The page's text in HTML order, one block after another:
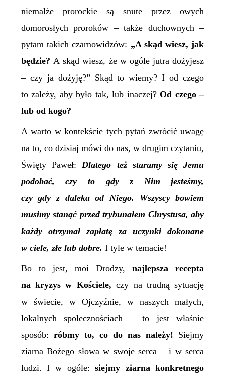
niemalże prorockie są snute przez owych
domorosłych proroków – także duchownych –
pytam takich czarnowidzów: „A skąd wiesz, jak
będzie? A skąd wiesz, że w ogóle jutra dożyjesz
– czy ja dożyję?” Skąd to wiemy? I od czego
to zależy, aby było tak, lub inaczej? Od czego –
lub od kogo?
A warto w kontekście tych pytań zwrócić uwagę
na to, co dzisiaj mówi do nas, w drugim czytaniu,
Święty Paweł:
Dlatego też staramy się Jemu
podobać, czy to gdy z Nim jesteśmy,
czy gdy z daleka od Niego. Wszyscy bowiem
musimy stanąć przed trybunałem Chrystusa, aby
każdy otrzymał zapłatę za uczynki dokonane
w ciele, złe lub dobre. I tyle w temacie!
Bo to jest, moi Drodzy,najlepsza recepta
na kryzys w Kościele, czy na trudną sytuację
w świecie, w Ojczyźnie, w naszych małych,
lokalnych społecznościach – to jest właśnie
sposób: róbmy to, co do nas należy! Siejmy
ziarna Bożego słowa w swoje serca – i w serca
ludzi. I w ogóle:siejmy ziarna konkretnego